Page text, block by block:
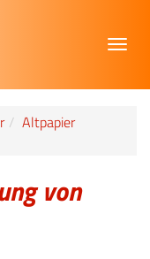
Altpapier
von